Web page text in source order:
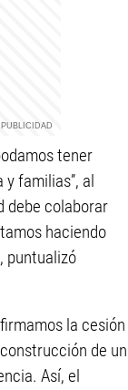
tener
familias”, al
debe colaborar
haciendo
puntualizó
firmamos la cesión
de un
Así, el